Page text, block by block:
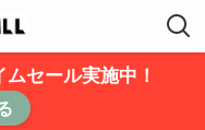
セール実施中！